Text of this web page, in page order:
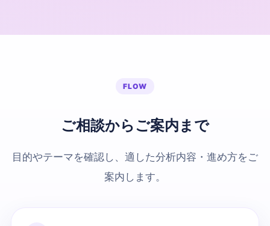
FLOW
ご相談からご案内まで
目的やテーマを確認し、適した分析内容・進め方をご
案内します。